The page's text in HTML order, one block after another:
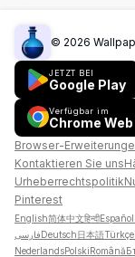
© 2026
JETZT BEI
Google Play
Verfügbar im
Chrome
Browser-
Kontaktieren Sie uns
Urheberrechtspolitik
Pinterest
English简体中文हिन्दीEspañol
فارسیDeutsch日本語Türkçe
NederlandsPolskiRomână